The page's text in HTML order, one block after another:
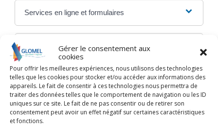
Gérer le consentement aux
cookies
Pour offrir les meilleures expériences, nous utilisons des technologies
telles que les cookies pour stocker et/ou accéder aux informations des
appareils. Le fait de consentir à ces technologies nous permettra de
traiter des données telles que le comportement de navigation ou les ID
uniques sur ce site. Le fait de ne pas consentir ou de retirer son
consentement peut avoir un effet négatif sur certaines caractéristiques
et fonctions.
Services en ligne et formulaires
Questions ? Réponses !
Permis de conduire à points : comment faire
une réclamation ?
Comment savoir si j'ai un PV après un flash
radar ?
Amende majorée sans avoir reçu d'avis de
contravention : comment contester ?